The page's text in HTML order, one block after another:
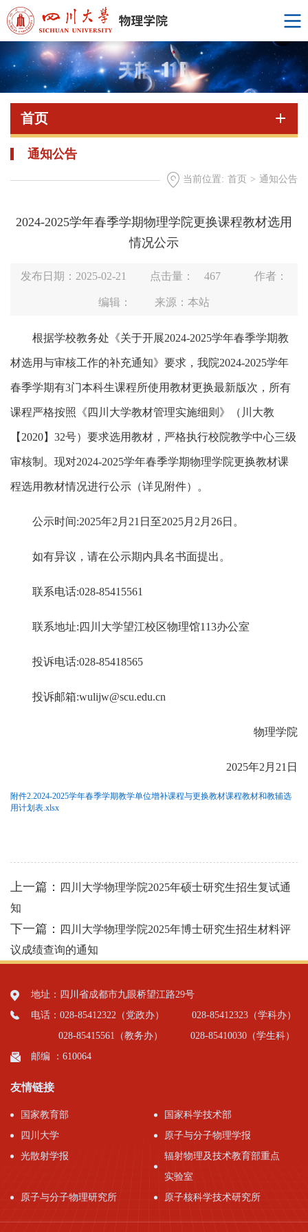
首页
通知公告
当前位置: 首页 > 通知公告
2024-2025学年春季学期物理学院更换课程教材选用
情况公示
发布日期：2025-02-21 点击量： 467 作者：
编辑： 来源：本站
根据学校教务处《关于开展2024-2025学年春季学期教
材选用与审核工作的补充通知》要求，我院2024-2025学年
春季学期有3门本科生课程所使用教材更换最新版次，所有
课程严格按照《四川大学教材管理实施细则》（川大教
【2020】32号）要求选用教材，严格执行校院教学中心三级
审核制。现对2024-2025学年春季学期物理学院更换教材课
程选用教材情况进行公示（详见附件）。
公示时间:2025年2月21日至2025月2月26日。
如有异议，请在公示期内具名书面提出。
联系电话:028-85415561
联系地址:四川大学望江校区物理馆113办公室
投诉电话:028-85418565
投诉邮箱:wulijw@scu.edu.cn
物理学院
2025年2月21日
附件2.2024-2025学年春季学期教学单位增补课程与更换教材课程教材和教辅选
用计划表.xlsx
上一篇：
四川大学物理学院2025年硕士研究生招生复试通
知
下一篇：
四川大学物理学院2025年博士研究生招生材料评
议成绩查询的通知
地址：四川省成都市九眼桥望江路29号
电话：028-85412322（党政办）
028-85412323（学科办）
028-85415561（教务办）
028-85410030（学生科）
邮编 ：610064
友情链接
国家教育部
国家科学技术部
四川大学
原子与分子物理学报
光散射学报
辐射物理及技术教育部重点
实验室
原子与分子物理研究所
原子核科学技术研究所